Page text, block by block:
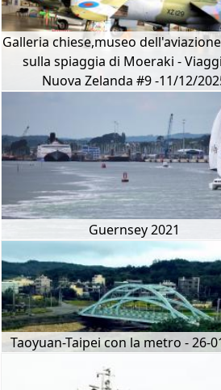
Galleria chiese,museo
sulla spiaggia di Moeraki -
Nuova Zelanda #9 -11/12/
Guernsey 2021
Taoyuan-Taipei con la metro - 26-